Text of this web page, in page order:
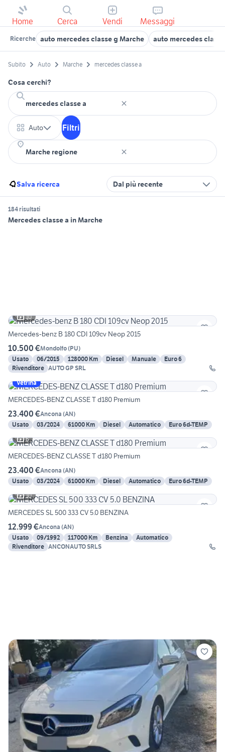
Home Cerca Vendi Messaggi
Ricerche auto mercedes classe g Marche auto mercedes
Subito Auto Marche mercedes classe a
Cosa cerchi?
Auto Filtri
Salva ricerca Dal più recente
184 risultati
Mercedes classe a in Marche
10
Mercedes-benz B 180 CDI 109cv Neop 2015
10.500 €Mondolfo(PU)
Usato
06/2015 128000 Km Diesel Manuale
Euro 6
Rivenditore AUTO GP SRL
Vetrina
MERCEDES-BENZ CLASSE T d180 Premium
23.400 €Ancona (AN)
Usato
03/2024 61000 Km Diesel Automatico
Euro 6d-TEMP
6
MERCEDES-BENZ CLASSE T d180 Premium
23.400 €Ancona (AN)
Usato
03/2024 61000 Km Diesel Automatico
Euro 6d-TEMP
10
MERCEDES SL 500 333 CV 5.0 BENZINA
12.999 €Ancona (AN)
Usato
09/1992 117000 Km Benzina
Automatico
Rivenditore ANCONAUTO SRLS